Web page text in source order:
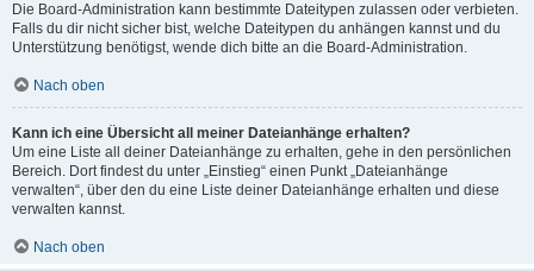
Die Board-Administration kann bestimmte Dateitypen zulassen oder verbieten.
Falls du dir nicht sicher bist, welche Dateitypen du anhängen kannst und du
Unterstützung benötigst, wende dich bitte an die Board-Administration.
Nach oben
Kann ich eine Übersicht all meiner Dateianhänge erhalten?
Um eine Liste all deiner Dateianhänge zu erhalten, gehe in den persönlichen
Bereich. Dort findest du unter „Einstieg“ einen Punkt „Dateianhänge
verwalten“, über den du eine Liste deiner Dateianhänge erhalten und diese
verwalten kannst.
Nach oben